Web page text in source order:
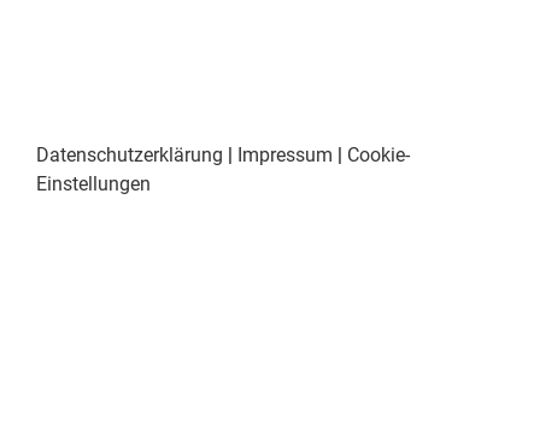
Datenschutzerklärung | Impressum | Cookie-
Einstellungen